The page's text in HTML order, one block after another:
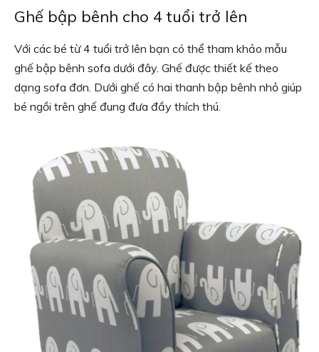
Ghế bập bênh cho 4 tuổi trở lên
Với các bé từ 4 tuổi trở lên bạn có thể tham khảo mẫu
ghế bập bênh sofa dưới đây. Ghế được thiết kế theo
dạng sofa đơn. Dưới ghế có hai thanh bập bênh nhỏ giúp
bé ngồi trên ghế đung đưa đầy thích thú.